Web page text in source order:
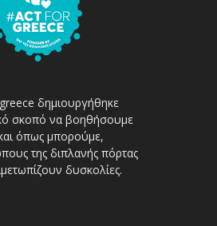
δημιουργήθηκε
σκοπό να βοηθήσουμε
όπως μπορούμε,
της διπλανής πόρτας
δυσκολίες.